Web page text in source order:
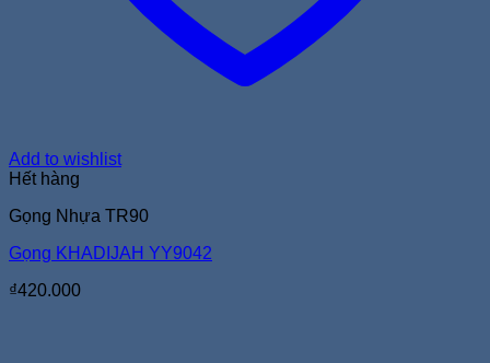
Add to wishlist
Hết hàng
Gọng Nhựa TR90
Gọng KHADIJAH YY9042
₫420.000